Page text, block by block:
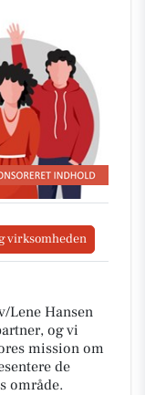
virksomheden
Lene Hansen
og vi
mission om
de
område.